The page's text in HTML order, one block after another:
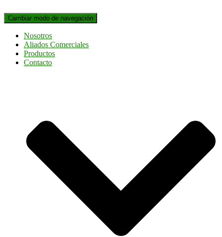
Cambiar modo de navegación
Nosotros
Aliados Comerciales
Productos
Contacto